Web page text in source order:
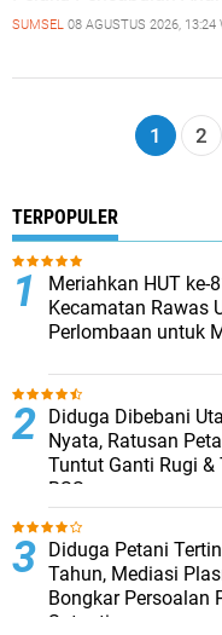
SUMSEL 08 AGUSTUS 2026, 13:24
1 2
TERPOPULER
Meriahkan HUT ke-
Kecamatan Rawas
Perlombaan untuk
Diduga Dibebani
Nyata, Ratusan
Tuntut Ganti Rugi
BSS
Diduga Petani
Tahun, Mediasi
Bongkar Persoalan
Sutantio